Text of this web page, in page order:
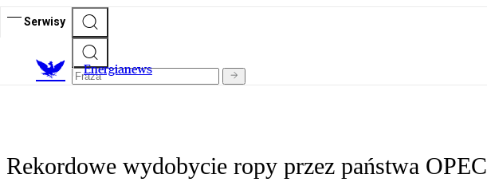
Serwisy
Energianews
Rekordowe wydobycie ropy przez państwa OPEC